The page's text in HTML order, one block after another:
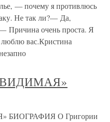
— почему я противлюсь
Не так ли?— Да,
Причина очень проста. Я
вас.Кристина
БИОГРАФИЯ О Григории